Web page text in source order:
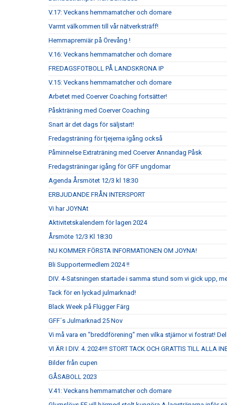
V.17: Veckans hemmamatcher och domare
Varmt välkommen till vår nätverksträff!
Hemmapremiär på Örevång !
V.16: Veckans hemmamatcher och domare
FREDAGSFOTBOLL PÅ LANDSKRONA IP
V.15: Veckans hemmamatcher och domare
Arbetet med Coerver Coaching fortsätter!
Påskträning med Coerver Coaching
Snart är det dags för säljstart!
Fredagsträning för tjejerna igång också
Påminnelse Extraträning med Coerver Annandag Påsk
Fredagsträningar igång för GFF ungdomar
Agenda Årsmötet 12/3 kl 18:30
ERBJUDANDE FRÅN INTERSPORT
Vi har JOYNAt
Aktivitetskalendern för lagen 2024
Årsmöte 12/3 Kl 18:30
NU KOMMER FÖRSTA INFORMATIONEN OM JOYNA!
Bli Supportermedlem 2024 !!
DIV. 4-Satsningen startade i samma stund som vi gick upp,
Tack för en lyckad julmarknad!
Black Week på Flügger Färg
GFF´s Julmarknad 25 Nov
Vi må vara en "breddförening" men vilka stjärnor vi fostrat! Del
VI ÄR I DIV. 4. 2024!!!! STORT TACK OCH GRATTIS TILL ALLA
Bilder från cupen
GÅSABOLL 2023
V.41: Veckans hemmamatcher och domare